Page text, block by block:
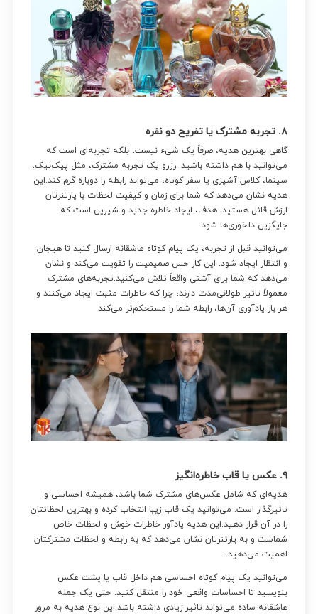
۸. تجربه مشترک یا تفریح دو نفره
گاهی بهترین هدیه، صرفاً یک شیء نیست، بلکه تجربه‌ای است که
می‌توانید با هم داشته باشید. رزرو یک تجربه مشترک، مثل پیک‌نیک،
سینما، کلاس آشپزی یا سفر کوتاه، می‌تواند رابطه را دوباره گرم کند.این
هدیه نشان می‌دهد که شما برای زمان و کیفیت لحظات با پارتنرتان
ارزش قائل هستید. هدف، ایجاد خاطره جدید و شیرین است که
جایگزین دلخوری‌ها شود.
می‌توانید قبل از تجربه، یک پیام کوتاه عاشقانه ارسال کنید تا هیجان
و انتظار ایجاد شود. این کار حس صمیمیت را تقویت می‌کند و نشان
می‌دهد که شما برای آشتی واقعاً تلاش می‌کنید.تجربه‌های مشترک
معمولاً تاثیر طولانی‌مدت دارند، چرا که خاطرات مثبت ایجاد می‌کنند و
هر بار یادآوری آن‌ها، رابطه شما را مستحکم‌تر می‌کند.
۹. عکس یا قاب خاطره‌انگیز
هدیه‌ای که شامل عکس‌های مشترک شما باشد، همیشه احساسی و
تاثیرگذار است. می‌توانید یک قاب زیبا انتخاب کرده و بهترین لحظاتتان
را در آن قرار دهید.این هدیه یادآور خاطرات خوش و لحظات خاص
شماست و به پارتنرتان نشان می‌دهد که به رابطه و لحظات مشترکتان
اهمیت می‌دهید.
می‌توانید یک پیام کوتاه احساسی هم داخل قاب یا پشت عکس
بنویسید تا احساسات واقعی خود را منتقل کنید. حتی یک جمله
عاشقانه ساده می‌تواند تاثیر زیادی داشته باشد.این نوع هدیه به مرور
نمیدونی چی کادو بدی؟!
ما راهنماییت میکنیم
مشاوره تلفنی: 0912 962 2795